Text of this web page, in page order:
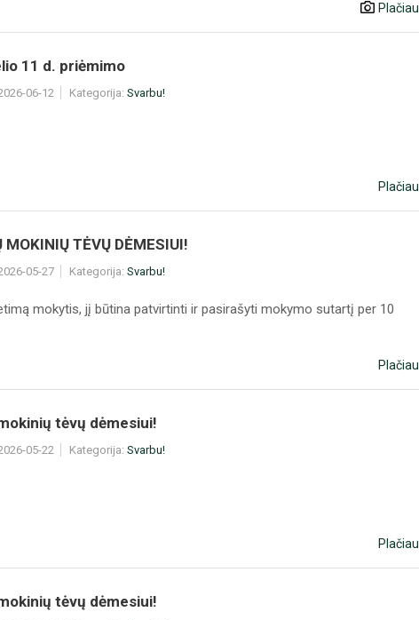
Plačiau
11 d. priėmimo
06-12 Kategorija: Svarbu!
Plačiau
MOKINIŲ TĖVŲ DĖMESIUI!
05-27 Kategorija: Svarbu!
mokytis, jį būtina patvirtinti ir pasirašyti mokymo sutartį per 10
Plačiau
tėvų dėmesiui!
05-22 Kategorija: Svarbu!
Plačiau
tėvų dėmesiui!